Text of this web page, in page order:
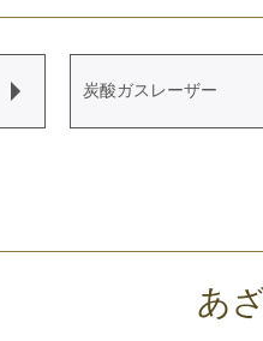
炭酸ガスレーザー
あ